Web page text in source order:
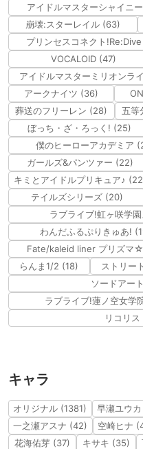
アイドルマスターシャイニ
崩壊:スターレイル (63)
プリンセスコネクト
VOCALOID (47)
アイドルマスターミリオンラ
アークナイツ (36)
葬送のフリーレン (28)
五等
ぼっち・ざ・ろっく! (25)
僕のヒーローアカデミア
ガールズ&パンツァー (22)
キミとアイドルプリキュア♪
テイルズシリーズ (20)
ラブライブ!虹ヶ咲学
わんだふるぷりきゅあ!
Fate/kaleid liner プリズマ
らんま1/2 (18)
ストリー
ソードアー
ラブライブ!蓮ノ空女学
リコリ
キャラ
オリジナル (1381) 早瀬ユウ
一之瀬アスナ (42)
空崎ヒナ
花海佑芽 (37)
キサキ (35)